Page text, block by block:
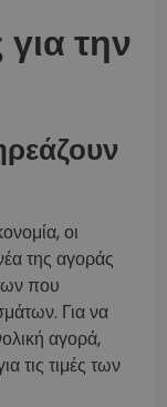
την
οι
της αγοράς
που
Για να
αγορά,
τις τιμές των